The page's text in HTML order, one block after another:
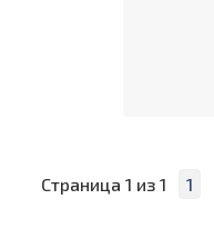
Страница 1 из 1 1